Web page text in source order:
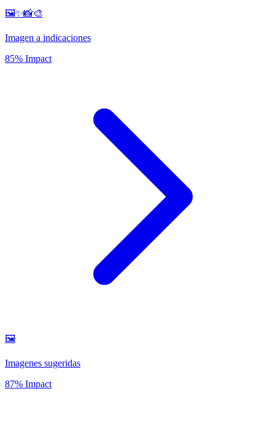
🖼️✨📸🎨
Imagen a indicaciones
85% Impact
🖼️
Imagenes sugeridas
87% Impact